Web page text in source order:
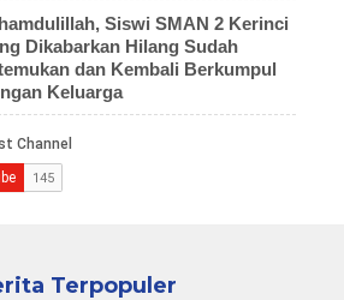
Siswi SMAN 2 Kerinci
Dikabarkan Hilang Sudah
dan Kembali Berkumpul
Keluarga
Terpopuler